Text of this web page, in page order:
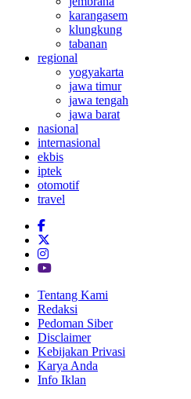
karangasem
klungkung
tabanan
regional
yogyakarta
jawa timur
jawa tengah
jawa barat
nasional
internasional
ekbis
iptek
otomotif
travel
Tentang Kami
Redaksi
Pedoman Siber
Disclaimer
Kebijakan Privasi
Karya Anda
Info Iklan